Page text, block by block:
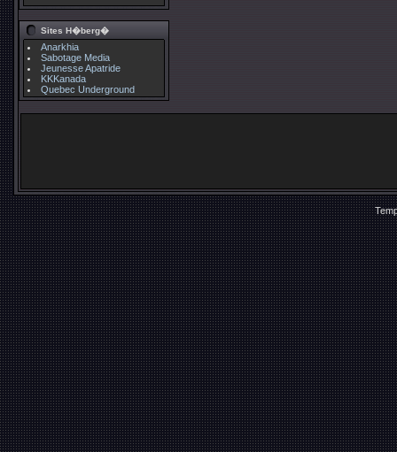
Sites H�berg�
Anarkhia
Sabotage Media
Jeunesse Apatride
KKKanada
Quebec Underground